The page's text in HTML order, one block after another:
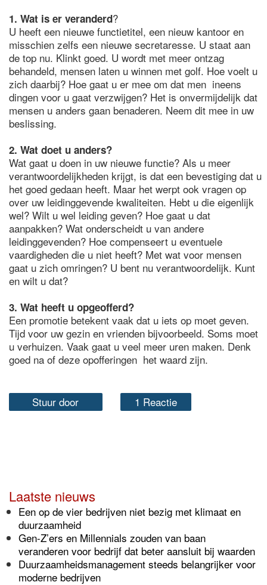
1. Wat is er veranderd?
U heeft een nieuwe functietitel, een nieuw kantoor en
misschien zelfs een nieuwe secretaresse. U staat aan
de top nu. Klinkt goed. U wordt met meer ontzag
behandeld, mensen laten u winnen met golf. Hoe voelt u
zich daarbij? Hoe gaat u er mee om dat men ineens
dingen voor u gaat verzwijgen? Het is onvermijdelijk dat
mensen u anders gaan benaderen. Neem dit mee in uw
beslissing.
2. Wat doet u anders?
Wat gaat u doen in uw nieuwe functie? Als u meer
verantwoordelijkheden krijgt, is dat een bevestiging dat u
het goed gedaan heeft. Maar het werpt ook vragen op
over uw leidinggevende kwaliteiten. Hebt u die eigenlijk
wel? Wilt u wel leiding geven? Hoe gaat u dat
aanpakken? Wat onderscheidt u van andere
leidinggevenden? Hoe compenseert u eventuele
vaardigheden die u niet heeft? Met wat voor mensen
gaat u zich omringen? U bent nu verantwoordelijk. Kunt
en wilt u dat?
3. Wat heeft u opgeofferd?
Een promotie betekent vaak dat u iets op moet geven.
Tijd voor uw gezin en vrienden bijvoorbeeld. Soms moet
u verhuizen. Vaak gaat u veel meer uren maken. Denk
goed na of deze opofferingen het waard zijn.
Stuur door 1 Reactie
Laatste nieuws
Een op de vier bedrijven niet bezig met klimaat en
duurzaamheid
Gen-Z’ers en Millennials zouden van baan
veranderen voor bedrijf dat beter aansluit bij waarden
Duurzaamheidsmanagement steeds belangrijker voor
moderne bedrijven